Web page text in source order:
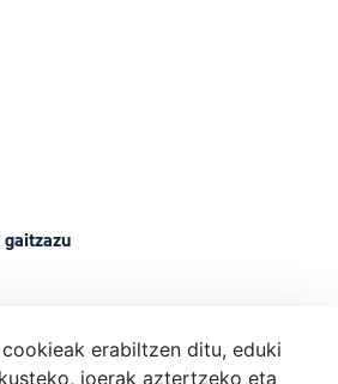
erabiltzen ditu, eduki
joerak aztertzeko eta